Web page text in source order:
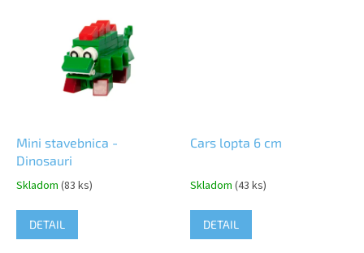
Mini stavebnica -
Dinosauri
Skladom (83 ks)
DETAIL
Cars lopta 6 cm
Skladom (43 ks)
DETAIL